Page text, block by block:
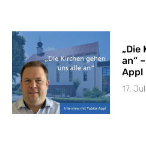
„Die
an“
Appl
17.